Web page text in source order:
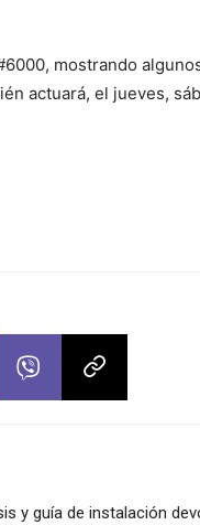
mostrando
actuará, el jueves,
y guía de instalación